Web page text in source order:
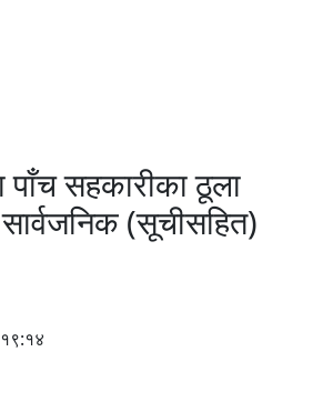
पाँच सहकारीका ठूला
(सूचीसहित)